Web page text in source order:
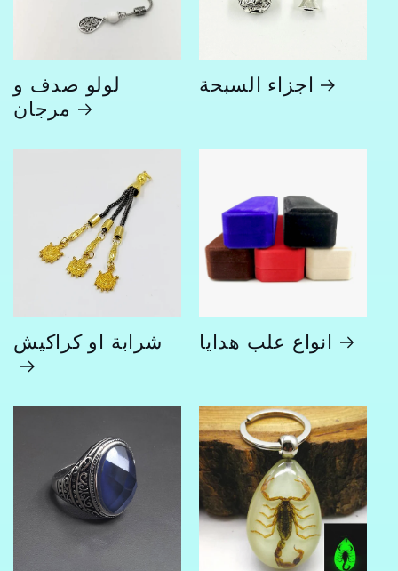
لولو صدف و
مرجان اجزاء السبحة
شرابة او كراكيش انواع علب هدايا